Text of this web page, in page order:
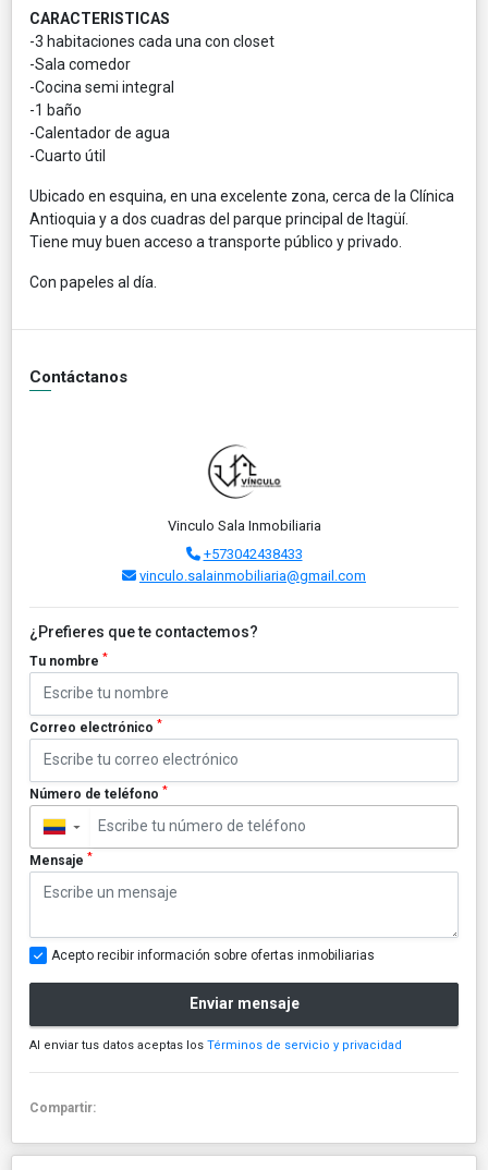
CARACTERISTICAS
-3 habitaciones cada una con closet
-Sala comedor
-Cocina semi integral
-1 baño
-Calentador de agua
-Cuarto útil
Ubicado en esquina, en una excelente zona, cerca de la Clínica
Antioquia y a dos cuadras del parque principal de Itagüí.
Tiene muy buen acceso a transporte público y privado.
Con papeles al día.
Contáctanos
Vinculo Sala Inmobiliaria
+573042438433
vinculo.salainmobiliaria@gmail.com
¿Prefieres que te contactemos?
Tu nombre *
Correo electrónico *
Número de teléfono *
▼
Mensaje *
Acepto recibir información sobre ofertas inmobiliarias
Enviar mensaje
Al enviar tus datos aceptas los Términos de servicio y privacidad
Compartir: